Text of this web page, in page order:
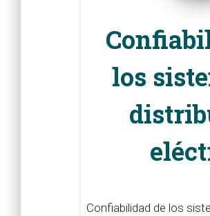
los
Confiabilidad de los